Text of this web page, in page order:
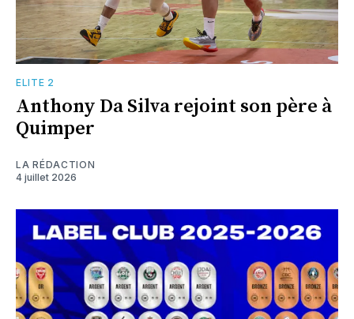
ELITE 2
Anthony Da Silva rejoint son père à
Quimper
LA RÉDACTION
4 juillet 2026